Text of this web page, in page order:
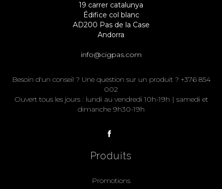
19 carrer catalunya
Édifice col blanc
AD200 Pas de la Case
Andorra
info@cigpas.com
Besoin d'un conseil ? Une question sur un produit ? +376 854
002
Ouvert tous les jours : lundi au vendredi 10h-19h | samedi et
dimanche 9h30-19h
Produits
Promotions